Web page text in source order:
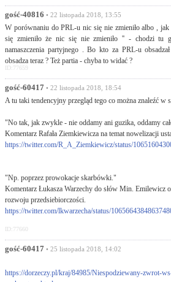
gość-40816 • 22 listopada 2018, 13:55
W porównaniu do PRL-u nic się nie zmieniło albo ,
się zmieniło że nic się nie zmieniło '' - chodzi tu
namaszczenia partyjnego . Bo kto za PRL-u
obsadza teraz ? Też partia - chyba to widać ?
ID:77659
gość-60417 • 22 listopada 2018, 18:54
A tu taki tendencyjny przegląd tego co można znaleźć w
"No tak, jak zwykle - nie oddamy ani guzika, oddamy
Komentarz Rafała Ziemkiewicza na temat nowelizacji
https://twitter.com/R_A_Ziemkiewicz/status/
"Np. poprzez prowokacje skarbówki."
Komentarz Łukasza Warzechy do słów Min. Emilewicz
rozwoju przedsiebiorczości.
https://twitter.com/lkwarzecha/status/
ID:77660
gość-60417 • 25 listopada 2018, 14:02
https://dorzeczy.pl/kraj/84985/Niespodziewany-zwrot-